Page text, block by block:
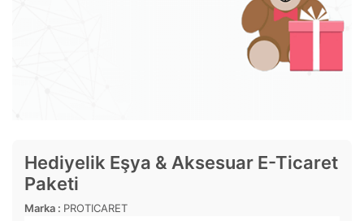
Hediyelik Eşya & Aksesuar E-Ticaret
Paketi
Marka : PROTICARET